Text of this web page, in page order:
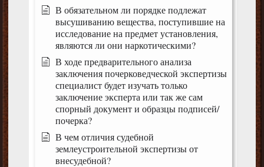
В обязательном ли порядке подлежат
высушиванию вещества, поступившие на
исследование на предмет установления,
являются ли они наркотическими?
В ходе предварительного анализа
заключения почерковедческой экспертизы
специалист будет изучать только
заключение эксперта или так же сам
спорный документ и образцы подписей/
почерка?
В чем отличия судебной
землеустроительной экспертизы от
внесудебной?